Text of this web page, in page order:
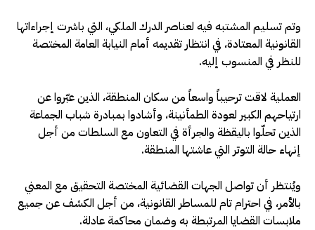
وتم تسليم المشتبه فيه لعناصر الدرك الملكي، التي باشرت إجراءاتها
القانونية المعتادة، في انتظار تقديمه أمام النيابة العامة المختصة
للنظر في المنسوب إليه.
العملية لاقت ترحيباً واسعاً من سكان المنطقة، الذين عبّروا عن
ارتياحهم الكبير لعودة الطمأنينة، وأشادوا بمبادرة شباب الجماعة
الذين تحلّوا باليقظة والجرأة في التعاون مع السلطات من أجل
إنهاء حالة التوتر التي عاشتها المنطقة.
ويُنتظر أن تواصل الجهات القضائية المختصة التحقيق مع المعني
بالأمر، في احترام تام للمساطر القانونية، من أجل الكشف عن جميع
ملابسات القضايا المرتبطة به وضمان محاكمة عادلة.